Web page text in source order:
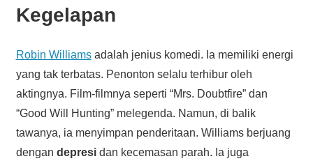
Kegelapan
Robin Williamsadalah jenius komedi. Ia memiliki energi
yang tak terbatas. Penonton selalu terhibur oleh
aktingnya. Film-filmnya seperti “Mrs. Doubtfire” dan
“Good Will Hunting” melegenda. Namun, di balik
tawanya, ia menyimpan penderitaan. Williams berjuang
dengan depresidan kecemasan parah. Ia juga